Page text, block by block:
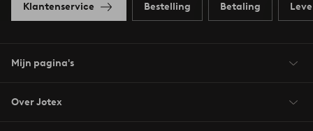
Klantenservice Bestelling Betaling
Mijn pagina's
Over Jotex